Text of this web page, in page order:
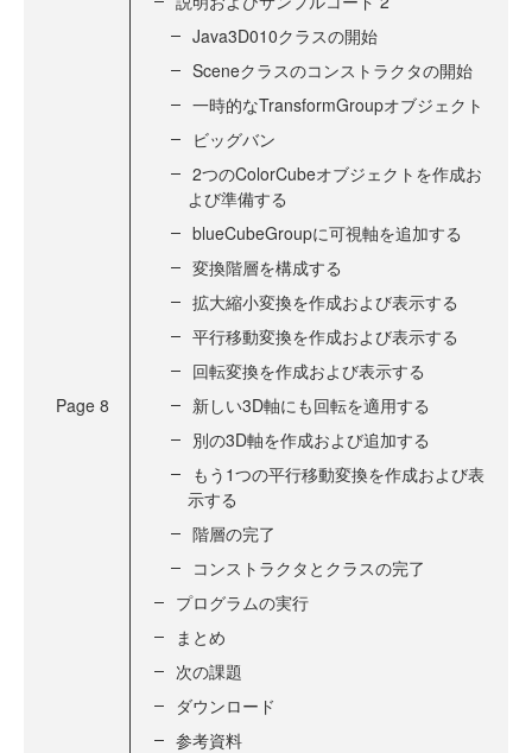
Page 8
Java3D010クラスの開始
Sceneクラスのコンストラクタの開始
一時的なTransformGroupオブジェクト
ビッグバン
2つのColorCubeオブジェクトを作成お
よび準備する
blueCubeGroupに可視軸を追加する
変換階層を構成する
拡大縮小変換を作成および表示する
平行移動変換を作成および表示する
回転変換を作成および表示する
新しい3D軸にも回転を適用する
別の3D軸を作成および追加する
もう1つの平行移動変換を作成および表
示する
階層の完了
コンストラクタとクラスの完了
プログラムの実行
まとめ
次の課題
ダウンロード
参考資料